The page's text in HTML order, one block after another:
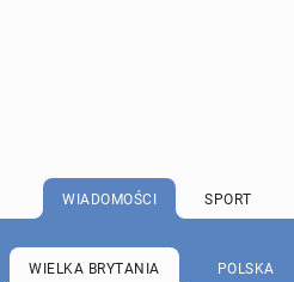
WIADOMOŚCI SPORT
WIELKA BRYTANIA POLSKA